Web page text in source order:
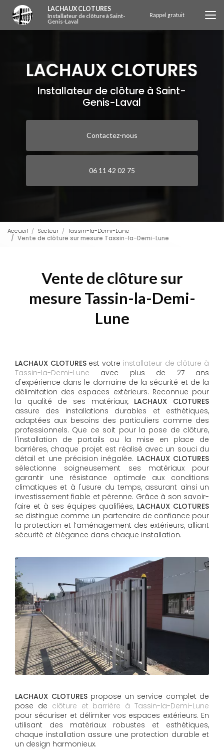
contenu
principal
LACHAUX CLOTURES
Installateur de clôture à Saint-
Genis-Laval
Rappel gratuit
Installateur de clôture à Saint-
Genis-Laval
Contactez-nous
06 11 42 02 75
Accueil Secteur
Tassin-la-Demi-Lune
Vente de clôture sur mesure Tassin-la-Demi-Lune
Vente de clôture sur
mesure Tassin-la-Demi-
Lune
LACHAUX CLOTURESest votre installateur de clôture à
Tassin-la-Demi-Lune avec plus de 27 ans
d'expérience dans le domaine de la sécurité et de la
délimitation des espaces extérieurs. Reconnue pour
la qualité de ses matériaux, LACHAUX CLOTURES
assure des installations durables et esthétiques,
adaptées aux besoins des particuliers comme des
professionnels. Que ce soit pour la pose de clôture,
l'installation de portails ou la mise en place de
barrières, chaque projet est réalisé avec un souci du
détail et une précision inégalée. LACHAUX CLOTURES
sélectionne soigneusement ses matériaux pour
garantir une résistance optimale aux conditions
climatiques et à l'usure du temps, assurant ainsi un
investissement fiable et pérenne. Grâce à son savoir-
faire et à ses équipes qualifiées, LACHAUX CLOTURES​​​​​​​
se distingue comme un partenaire de confiance pour
la protection et l’aménagement des extérieurs, alliant
sécurité et élégance dans chaque installation.
LACHAUX CLOTURESpropose un service complet de
pose de clôture et barrière à Tassin-la-Demi-Lune
pour sécuriser et délimiter vos espaces extérieurs. En
utilisant des matériaux robustes et esthétiques,
chaque installation assure une protection durable et
un design harmonieux.